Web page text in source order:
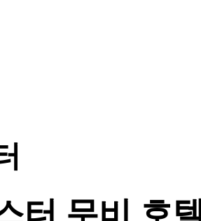
터 무비 호